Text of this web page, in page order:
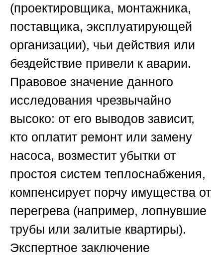
(проектировщика, монтажника,
поставщика, эксплуатирующей
организации), чьи действия или
бездействие привели к аварии.
Правовое значение данного
исследования чрезвычайно
высоко: от его выводов зависит,
кто оплатит ремонт или замену
насоса, возместит убытки от
простоя систем теплоснабжения,
компенсирует порчу имущества от
перегрева (например, лопнувшие
трубы или залитые квартиры).
Экспертное заключение